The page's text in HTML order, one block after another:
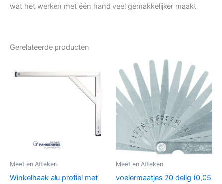
wat het werken met één hand veel gemakkelijker maakt
Gerelateerde producten
Meet en Afteken
Winkelhaak alu profiel met
Meet en Afteken
voelermaatjes 20 delig (0,05